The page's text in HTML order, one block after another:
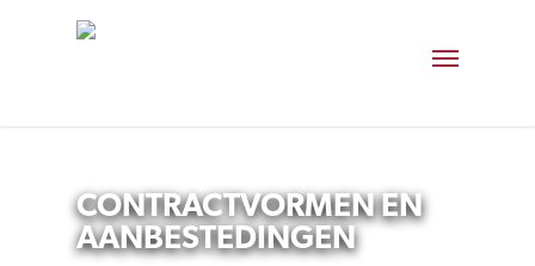
CONTRACTVORMEN EN
AANBESTEDINGEN